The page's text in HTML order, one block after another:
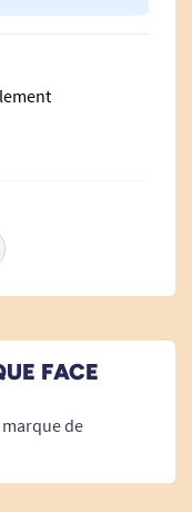
film protecteur
FACE
de